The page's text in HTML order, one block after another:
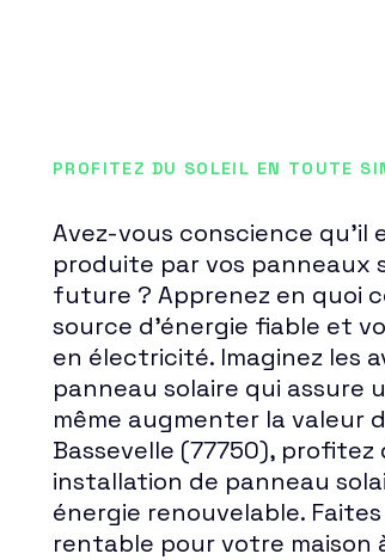
PROFITEZ DU SOLEIL EN TOUTE
Avez-vous conscience qu'il
produite par vos panneaux
future ? Apprenez en quoi
source d'énergie fiable et
en électricité. Imaginez les
panneau solaire qui
même augmenter la valeur
Bassevelle (77750),
installation de panneau
énergie renouvelable.
rentable pour votre maison